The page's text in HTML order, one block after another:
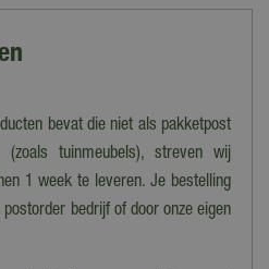
bevat die niet als pakketpost
(zoals tuinmeubels), streven wij
1 week te leveren. Je bestelling
bedrijf of door onze eigen